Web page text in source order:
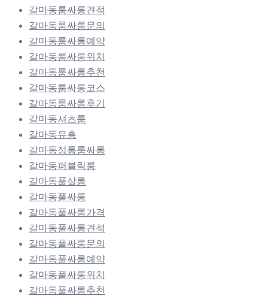
갈마동룸싸롱견적
갈마동룸싸롱문의
갈마동룸싸롱예약
갈마동룸싸롱위치
갈마동룸싸롱추천
갈마동룸싸롱코스
갈마동룸싸롱후기
갈마동셔츠룸
갈마동유흥
갈마동정통룸싸롱
갈마동퍼블릭룸
갈마동풀살롱
갈마동풀싸롱
갈마동풀싸롱가격
갈마동풀싸롱견적
갈마동풀싸롱문의
갈마동풀싸롱예약
갈마동풀싸롱위치
갈마동풀싸롱추천